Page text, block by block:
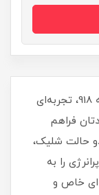
با تفنگ تیر ابری باطریخور موزیکال 2حالته 918، تجربه‌ای
فراهم
حالت شلیک،
را به
خاص و